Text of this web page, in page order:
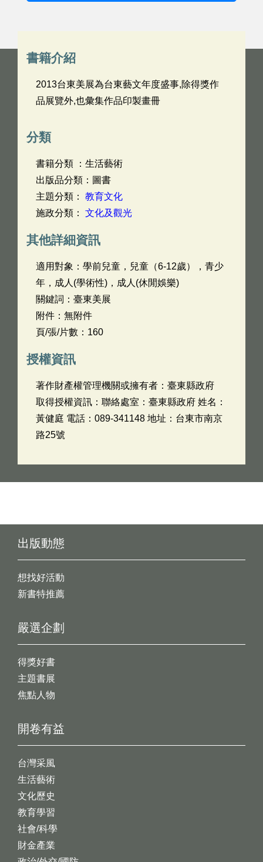
書籍介紹
2013台東美展為台東藝文年度盛事,除得獎作
品展覽外,也彙集作品印製畫冊
分類
書籍分類 ：生活藝術
出版品分類：圖書
主題分類： 教育文化
施政分類： 文化及觀光
其他詳細資訊
適用對象：學前兒童，兒童（6-12歲），青少
年，成人(學術性)，成人(休閒娛樂)
關鍵詞：臺東美展
附件：無附件
頁/張/片數：160
授權資訊
著作財產權管理機關或擁有者：臺東縣政府
取得授權資訊：聯絡處室：臺東縣政府 姓名：
黃健庭 電話：089-341148 地址：台東市南京
路25號
出版動態
想找好活動
新書特推薦
開卷有益
台灣采風
生活藝術
文化歷史
教育學習
社會/科學
財金產業
嚴選企劃
得獎好書
主題書展
焦點人物